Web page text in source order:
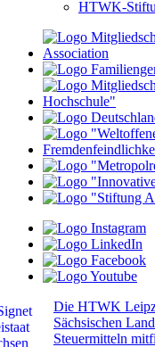
HTWK-
Die HTWK
Sächsischen
Steuermitteln